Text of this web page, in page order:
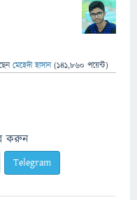
মেহেদী হাসান (141,860 পয়েন্ট)
করুন
Telegram